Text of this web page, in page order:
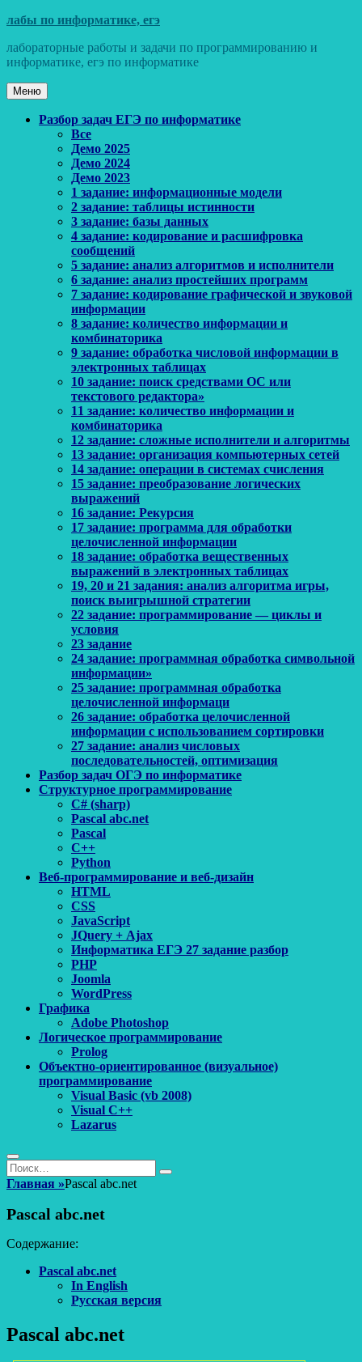
Перейти
содержимому
лабы по информатике, егэ
лабораторные работы и задачи по программированию и
информатике, егэ по информатике
Меню
Основное
Разбор задач ЕГЭ по информатике
Все
Демо 2025
Демо 2024
Демо 2023
1 задание: информационные модели
2 задание: таблицы истинности
3 задание: базы данных
4 задание: кодирование и расшифровка
сообщений
5 задание: анализ алгоритмов и исполнители
6 задание: анализ простейших программ
7 задание: кодирование графической и звуковой
информации
8 задание: количество информации и
комбинаторика
9 задание: обработка числовой информации в
электронных таблицах
10 задание: поиск средствами ОС или
текстового редактора»
11 задание: количество информации и
комбинаторика
12 задание: сложные исполнители и алгоритмы
13 задание: организация компьютерных сетей
14 задание: операции в системах счисления
15 задание: преобразование логических
выражений
16 задание: Рекурсия
17 задание: программа для обработки
целочисленной информации
18 задание: обработка вещественных
выражений в электронных таблицах
19, 20 и 21 задания: анализ алгоритма игры,
поиск выигрышной стратегии
22 задание: программирование — циклы и
условия
23 задание
24 задание: программная обработка символьной
информации»
25 задание: программная обработка
целочисленной информаци
26 задание: обработка целочисленной
информации с использованием сортировки
27 задание: анализ числовых
последовательностей, оптимизация
Разбор задач ОГЭ по информатике
Структурное программирование
C# (sharp)
Pascal abc.net
Pascal
С++
Python
Веб-программирование и веб-дизайн
HTML
CSS
JavaScript
JQuery + Ajax
Информатика ЕГЭ 27 задание разбор
PHP
Joomla
WordPress
Графика
Adobe Photoshop
Логическое программирование
Prolog
Объектно-ориентированное (визуальное)
программирование
Visual Basic (vb 2008)
Visual C++
Lazarus
Поиск
Найти:
Поиск
Главная »Pascal abc.net
Pascal abc.net
Содержание:
Pascal abc.net
In English
Русская версия
Pascal abc.net